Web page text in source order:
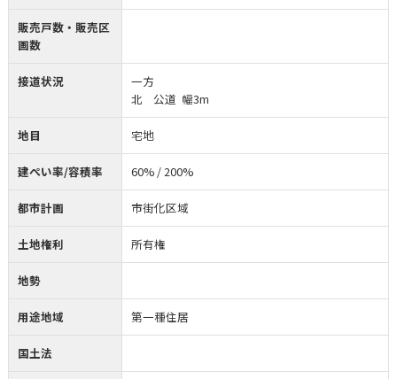
販売戸数・販売区
画数
接道状況
一方
北 公道 幅3m
地目 宅地
建ぺい率/容積率 60% / 200%
都市計画 市街化区域
土地権利 所有権
地勢
用途地域 第一種住居
国土法